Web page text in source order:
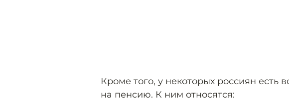
Кроме того, у некоторых россиян есть
на пенсию. К ним относятся: